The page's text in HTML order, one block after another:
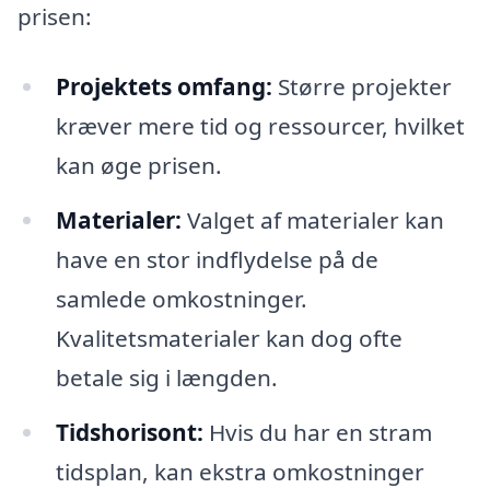
prisen:
Projektets omfang: Større projekter
kræver mere tid og ressourcer, hvilket
kan øge prisen.
Materialer: Valget af materialer kan
have en stor indflydelse på de
samlede omkostninger.
Kvalitetsmaterialer kan dog ofte
betale sig i længden.
Tidshorisont: Hvis du har en stram
tidsplan, kan ekstra omkostninger